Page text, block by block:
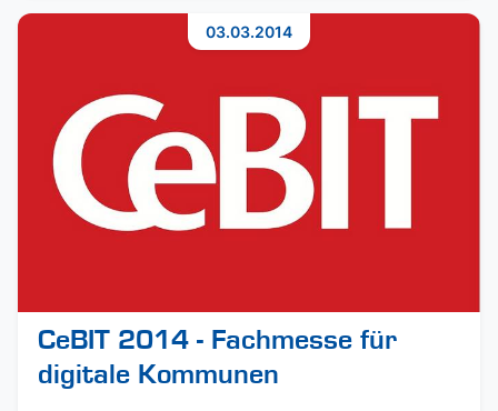
CeBIT 2014 - Fachmesse für
digitale Kommunen
03.03.2014